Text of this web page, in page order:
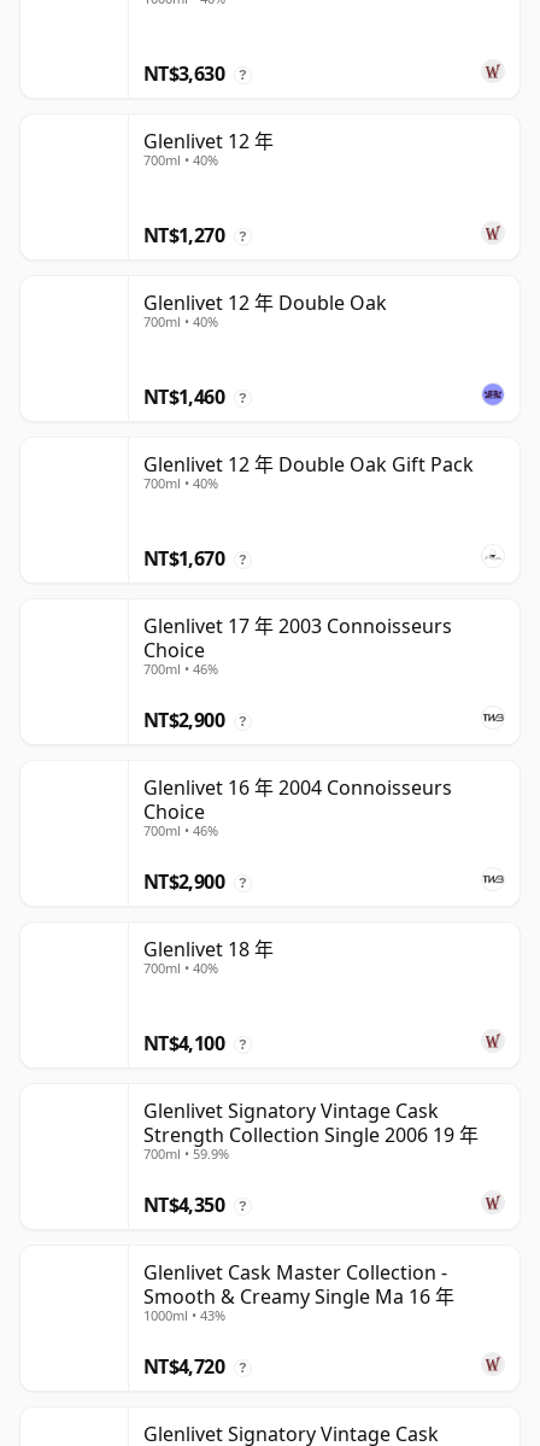
NT$3,630 ?
Glenlivet 12 年
700ml • 40%
NT$1,270 ?
Glenlivet 12 年 Double Oak
700ml • 40%
NT$1,460 ?
Glenlivet 12 年 Double Oak Gift Pack
700ml • 40%
NT$1,670 ?
Glenlivet 17 年 2003 Connoisseurs
Choice
700ml • 46%
NT$2,900 ?
Glenlivet 16 年 2004 Connoisseurs
Choice
700ml • 46%
NT$2,900 ?
Glenlivet 18 年
700ml • 40%
NT$4,100 ?
Glenlivet Signatory Vintage Cask
Strength Collection Single 2006 19 年
700ml • 59.9%
NT$4,350 ?
Glenlivet Cask Master Collection -
Smooth & Creamy Single Ma 16 年
1000ml • 43%
NT$4,720 ?
Glenlivet Signatory Vintage Cask